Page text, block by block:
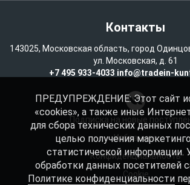
Контакты
143025, Московская область, город
ул. Московская, д. 61
+7 495 933-4033 info@tradein-
Подписка на новые
Избранное
Конфиденциальность
Cookie
ПРЕДУПРЕЖДЕНИЕ: Этот сайт
«cookies», а также иные
для сбора технических данных
целью получения
статистической информации.
обработки данных посетителей
Политике конфиденциальности